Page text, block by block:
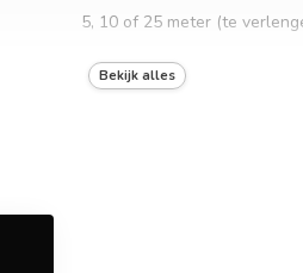
5, 10 of 25 meter (te
in stukken van 1 meter
Bekijk alles